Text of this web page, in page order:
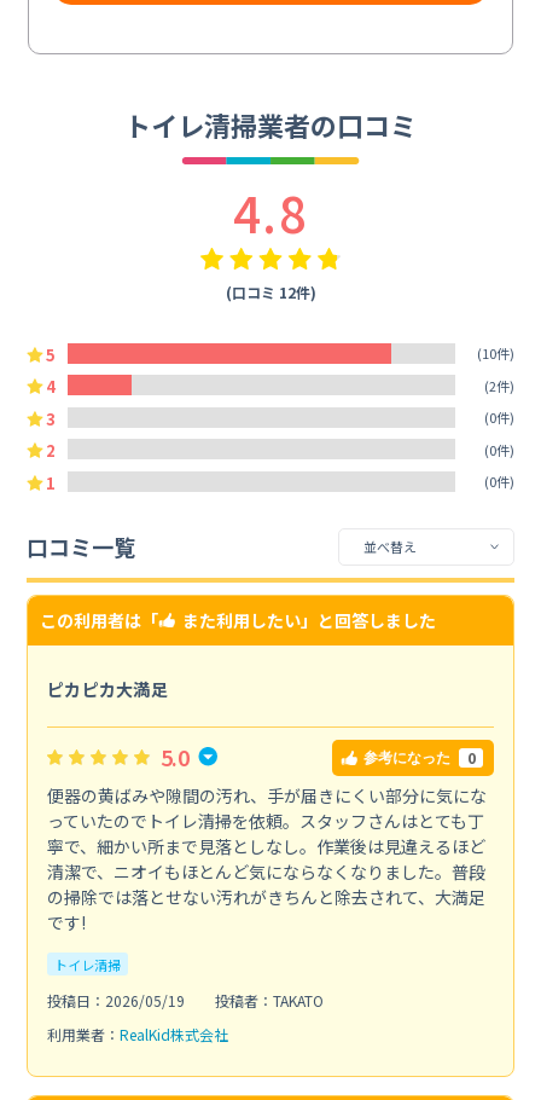
トイレ清掃業者の口コミ
4.8
(口コミ 12件)
5 (10件)
4 (2件)
3 (0件)
2 (0件)
1 (0件)
口コミ一覧
この利用者は「 また利用したい」と回答しました
ピカピカ大満足
5.0 参考になった 0
便器の黄ばみや隙間の汚れ、手が届きにくい部分に気にな
っていたのでトイレ清掃を依頼。スタッフさんはとても丁
寧で、細かい所まで見落としなし。作業後は見違えるほど
清潔で、ニオイもほとんど気にならなくなりました。普段
の掃除では落とせない汚れがきちんと除去されて、大満足
です!
トイレ清掃
投稿日：2026/05/19
投稿者：TAKATO
利用業者： RealKid株式会社